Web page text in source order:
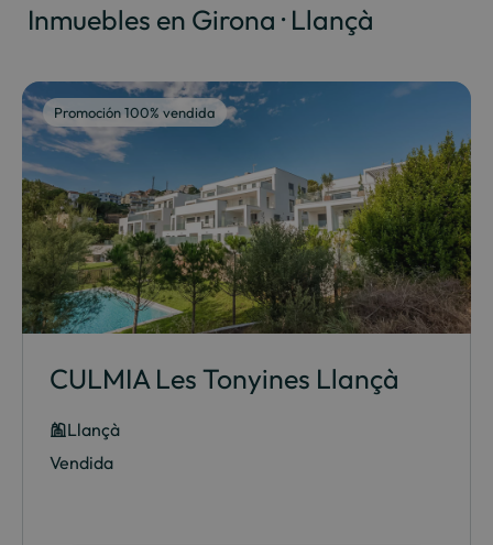
Inmuebles en Girona · Llançà
Promoción 100% vendida
CULMIA Les Tonyines Llançà
Llançà
Vendida